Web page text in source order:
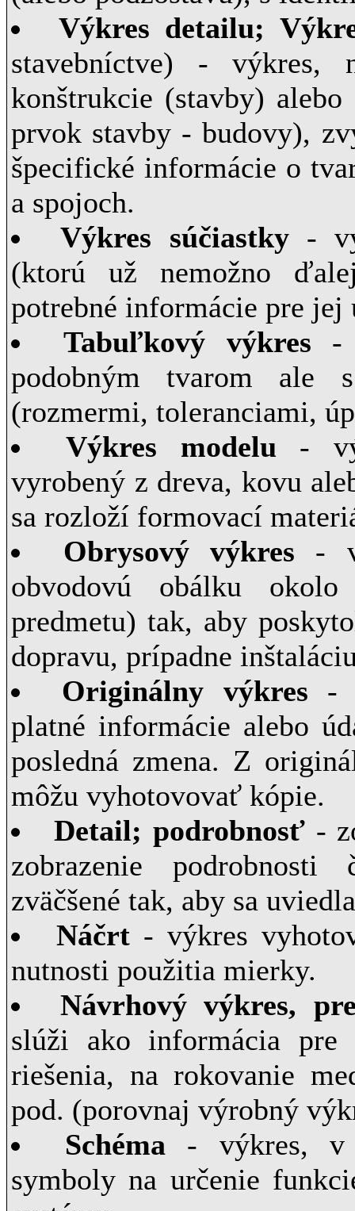
Výkres detailu;
stavebníctve) - výkres,
konštrukcie (stavby)
prvok stavby - budovy),
špecifické informácie o
a spojoch.
Výkres súčiastky-
(ktorú už nemožno
potrebné informácie pre jej
Tabuľkový výkres -
podobným tvarom ale
(rozmermi, toleranciami,
Výkres modelu -
vyrobený z dreva, kovu
sa rozloží formovací
Obrysový výkres -
obvodovú obálku
predmetu) tak, aby
dopravu, prípadne
Originálny výkres -
platné informácie alebo
posledná zmena. Z
môžu vyhotovovať kópie.
Detail; podrobnosť -
zobrazenie
zväčšené tak, aby sa
Náčrt- výkres
nutnosti použitia mierky.
Návrhový výkres,
slúži ako informácia pre
riešenia, na rokovanie
pod. (porovnaj výrobný
Schéma- výkres, v
symboly na určenie